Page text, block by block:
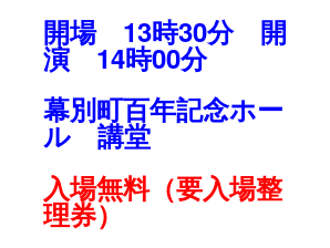
開場 13時30分 開
演 14時00分
幕別町百年記念ホー
ル 講堂
入場無料（要入場整
理券）